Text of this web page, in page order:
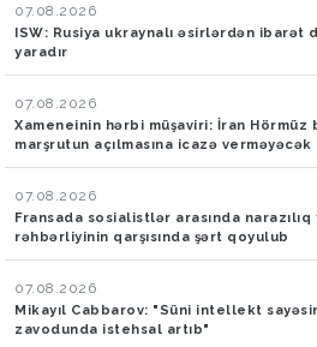
07.08.2026
ISW: Rusiya ukraynalı əsirlərdən ibarət
yaradır
07.08.2026
Xameneinin hərbi müşaviri: İran Hörmüz
marşrutun açılmasına icazə verməyəcək
07.08.2026
Fransada sosialistlər arasında narazılıq
rəhbərliyinin qarşısında şərt qoyulub
07.08.2026
Mikayıl Cabbarov: "Süni intellekt
zavodunda istehsal artıb"